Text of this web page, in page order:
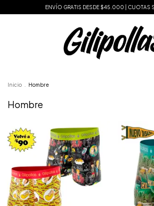
ENVÍO GRATIS DESDE $45.000 | CUOTAS
Inicio Hombre
Hombre